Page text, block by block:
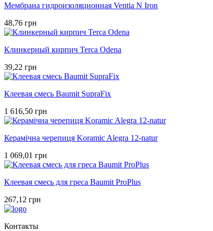
Мембрана гидроизоляционная Ventia N Iron
48,76 грн
Клинкерный кирпич Terca Odena
39,22 грн
Клеевая смесь Baumit SupraFix
1 616,50 грн
Керамічна черепиця Koramic Alegra 12-natur
1 069,01 грн
Клеевая смесь для греса Baumit ProPlus
267,12 грн
Контакты